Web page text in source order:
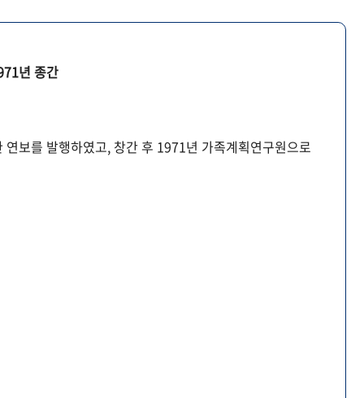
년 종간
보를 발행하였고, 창간 후 1971년 가족계획연구원으로